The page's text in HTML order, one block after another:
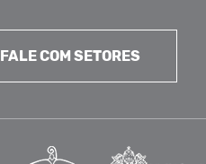
FALE COM SETORES